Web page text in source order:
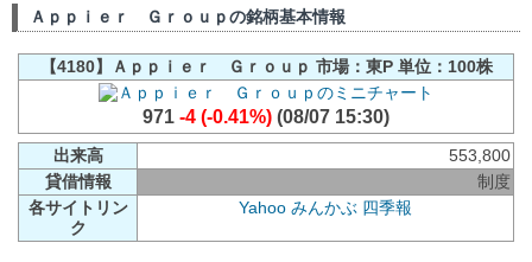
Ａｐｐｉｅｒ Ｇｒｏｕｐの銘柄基本情報
【4180】Ａｐｐｉｅｒ Ｇｒｏｕｐ 市場：東P 単位：100株
971 -4 (-0.41%) (08/07 15:30)
出来高
553,800
貸借情報
制度
各サイトリン
ク
Yahoo みんかぶ 四季報